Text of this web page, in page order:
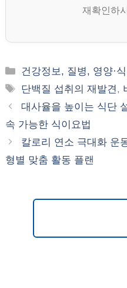
재확인하
카
테
리
건강정보, 질병, 영양·
태
그
단백질 섭취의 재발견,
대사율을 높이는 식단
속 가능한 식이요법
칼로리 연소 극대화 운
형별 맞춤 활동 플랜